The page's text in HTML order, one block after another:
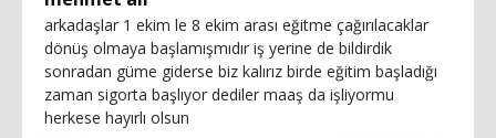
arkadaşlar 1 ekim le 8 ekim arası eğitme çağırılacaklar
dönüş olmaya başlamışmıdır iş yerine de bildirdik
sonradan güme giderse biz kalırız birde eğitim başladığı
zaman sigorta başlıyor dediler maaş da işliyormu
herkese hayırlı olsun